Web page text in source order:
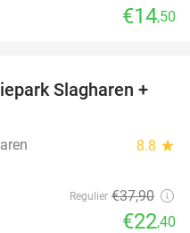
€14,50
41%
Slagharen +
8.8 star
Regulier €37,90
€22,40